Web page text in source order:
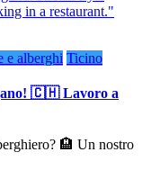
e alberghi Ticino
🇨🇭 Lavoro a
🏨 Un nostro